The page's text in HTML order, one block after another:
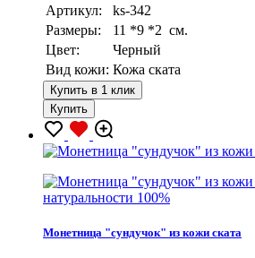
Артикул:
ks-342
Размеры:
11 *9 *2 см.
Цвет:
Черный
Вид кожи: Кожа ската
Купить в 1 клик
Купить
натуральности 100%
Монетница "сундучок" из кожи ската